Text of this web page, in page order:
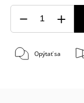
Opýtať sa